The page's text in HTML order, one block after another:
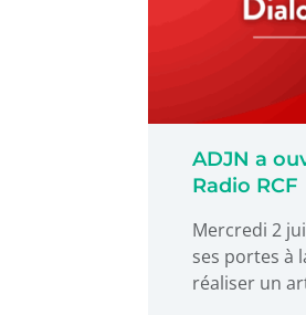
ADJN a
Radio RCF
Mercredi 2
ses portes à
réaliser un